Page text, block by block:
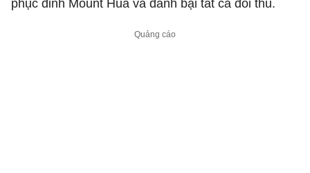
phục đỉnh Mount Hua và đánh bại tất cả đối thủ.